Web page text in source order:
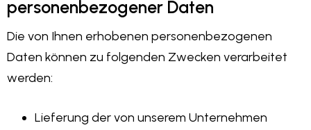
personenbezogener Daten
Die von Ihnen erhobenen personenbezogenen
Daten können zu folgenden Zwecken verarbeitet
werden:
Lieferung der von unserem Unternehmen